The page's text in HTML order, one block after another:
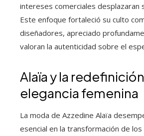
intereses comerciales desplazaran
Este enfoque fortaleció su culto
diseñadores, apreciado
valoran la autenticidad sobre el
Alaïa y la
elegancia femenina
La moda de Azzedine Alaïa
esencial en la transformación de los